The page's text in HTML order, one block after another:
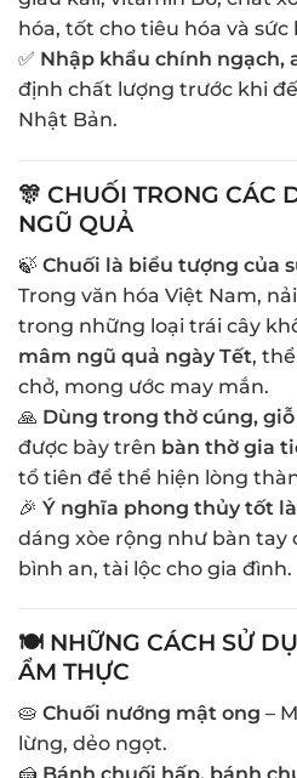
hóa, tốt cho tiêu hóa và
✅ Nhập khẩu chính ngạch,
định chất lượng trước khi
Nhật Bản.
🎊 CHUỐI TRONG CÁC
NGŨ QUẢ
🍃 Chuối là biểu tượng của
Trong văn hóa Việt Nam,
trong những loại trái cây
mâm ngũ quả ngày Tết,
chở, mong ước may mắn.
🙏 Dùng trong thờ cúng,
được bày trên bàn thờ gia
tổ tiên để thể hiện lòng
🎉 Ý nghĩa phong thủy tốt
dáng xòe rộng như bàn tay
bình an, tài lộc cho gia đình.
🍽 NHỮNG CÁCH SỬ
ẨM THỰC
🥧 Chuối nướng mật ong –
lừng, dẻo ngọt.